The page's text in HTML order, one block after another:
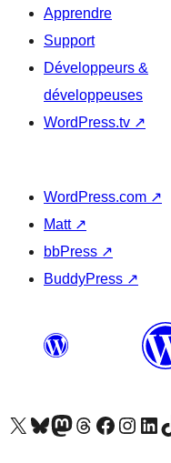
Apprendre
Support
Développeurs &
développeuses
WordPress.tv ↗
WordPress.com ↗
Matt ↗
bbPress ↗
BuddyPress ↗
Visitez notre compte X (précédemment Twitter)
Visiter notre compte Bluesky
Visiter notre compte Mastodon
Visiter notre compte Threads
Consulter notre compte
Consulter notre
Consulter